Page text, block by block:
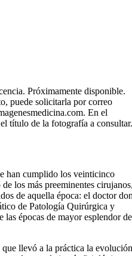
Próximamente disponible.
puede solicitarla por correo
En el
título de la fotografía a consultar.
han cumplido los veinticinco
los más preeminentes
de aquella época: el doctor
de Patología Quirúrgica y
las épocas de mayor esplendor de
llevó a la práctica la evolución